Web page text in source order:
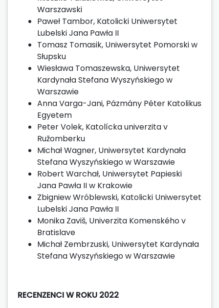
Warszawski
Paweł Tambor, Katolicki Uniwersytet
Lubelski Jana Pawła II
Tomasz Tomasik, Uniwersytet Pomorski w
Słupsku
Wiesława Tomaszewska, Uniwersytet
Kardynała Stefana Wyszyńskiego w
Warszawie
Anna Varga-Jani, Pázmány Péter Katolikus
Egyetem
Peter Volek, Katolícka univerzita v
Ružomberku
Michał Wagner, Uniwersytet Kardynała
Stefana Wyszyńskiego w Warszawie
Robert Warchał, Uniwersytet Papieski
Jana Pawła II w Krakowie
Zbigniew Wróblewski, Katolicki Uniwersytet
Lubelski Jana Pawła II
Monika Zaviš, Univerzita Komenského v
Bratislave
Michał Zembrzuski, Uniwersytet Kardynała
Stefana Wyszyńskiego w Warszawie
RECENZENCI W ROKU 2022